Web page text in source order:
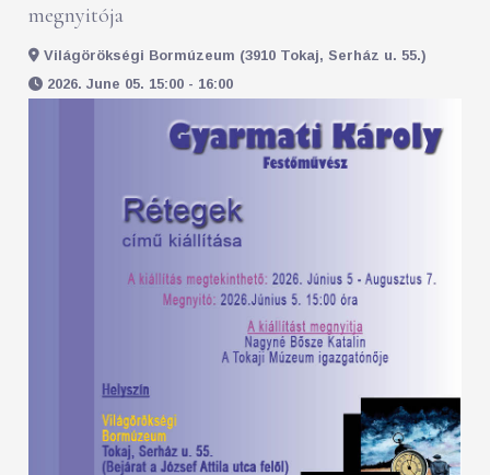
megnyitója
Világörökségi Bormúzeum (3910 Tokaj, Serház u. 55.)
2026. June 05. 15:00 - 16:00